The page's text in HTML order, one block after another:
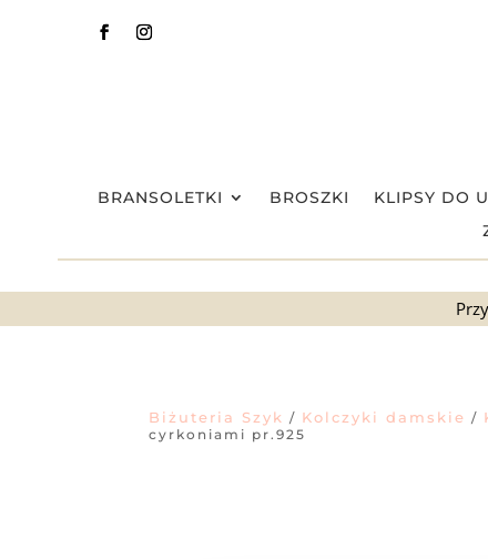
BRANSOLETKI BROSZKI KLIPSY DO
Biżuteria Szyk / Kolczyki damskie /
cyrkoniami pr.925